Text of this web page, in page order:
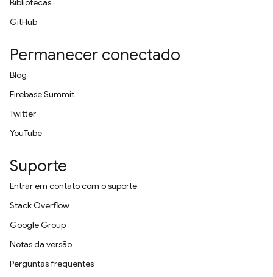
Bibliotecas
GitHub
Permanecer conectado
Blog
Firebase Summit
Twitter
YouTube
Suporte
Entrar em contato com o suporte
Stack Overflow
Google Group
Notas da versão
Perguntas frequentes